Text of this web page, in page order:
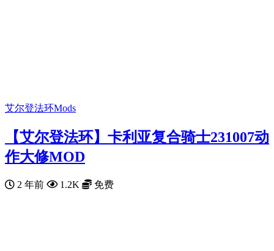
艾尔登法环Mods
【艾尔登法环】卡利亚复合骑士231007动
作大修MOD
2 年前 1.2K 免费